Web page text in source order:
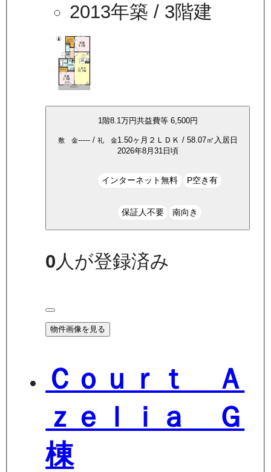
2013年築 / 3階建
1階8.1万円共益費等 6,500円
敷 金-----/ 礼 金1.50ヶ月 ２ＬＤＫ / 58.07㎡ 入居日
2026年8月31日頃
インターネット無料 P空き有
保証人不要 南向き
0人が登録済み
物件画像を見る
Ｃｏｕｒｔ Ａ
ｚｅｌｉａ Ｇ
棟